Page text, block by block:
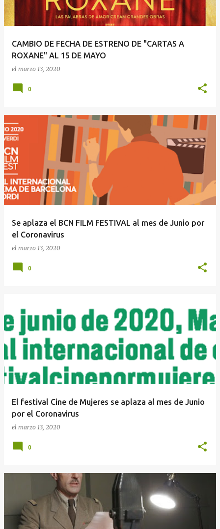
CAMBIO DE FECHA DE ESTRENO DE "CARTAS A
ROXANE" AL 15 DE MAYO
el marzo 13, 2020
0
Se aplaza el BCN FILM FESTIVAL al mes de Junio por
el Coronavirus
el marzo 13, 2020
0
El festival Cine de Mujeres se aplaza al mes de Junio
por el Coronavirus
el marzo 13, 2020
0